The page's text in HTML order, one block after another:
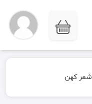
شعر کهن